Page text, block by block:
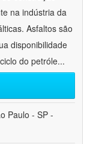
na indústria da
Asfaltos são
disponibilidade
do petróle...
Paulo - SP -